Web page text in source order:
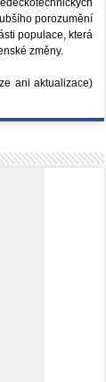
porozumění
populace, která
změny.
ani aktualizace)